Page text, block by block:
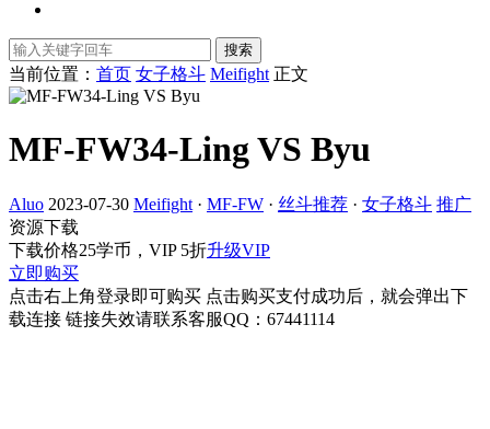
搜索
当前位置： 首页 女子格斗 Meifight 正文
MF-FW34-Ling VS Byu
Aluo 2023-07-30 Meifight · MF-FW · 丝斗推荐 · 女子格斗 推广
资源下载
下载价格25学币，VIP 5折升级VIP
立即购买
点击右上角登录即可购买 点击购买支付成功后，就会弹出下
载连接 链接失效请联系客服QQ：67441114